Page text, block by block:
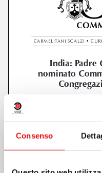
Consenso